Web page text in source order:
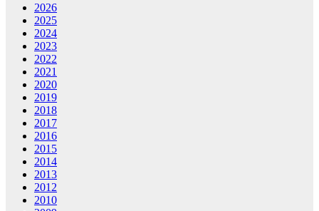
2026
2025
2024
2023
2022
2021
2020
2019
2018
2017
2016
2015
2014
2013
2012
2010